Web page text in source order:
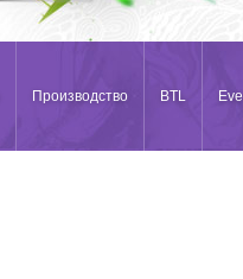
Производство BTL